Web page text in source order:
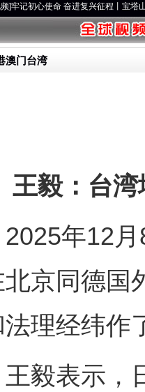
命 奋进复兴征程丨宝塔山下好光景..
澳门台湾
：台湾
年12月8
京同德国
法理经纬作
表示，日